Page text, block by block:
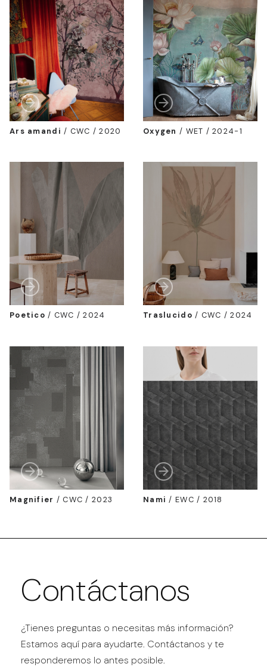
Ars amandi / CWC / 2020 Oxygen / WET / 2024-1
Poetico / CWC / 2024 Traslucido / CWC / 2024
Magnifier /CWC / 2023 Nami / EWC / 2018
Contáctanos
¿Tienes preguntas o necesitas más información?
Estamos aquí para ayudarte. Contáctanos y te
responderemos lo antes posible.